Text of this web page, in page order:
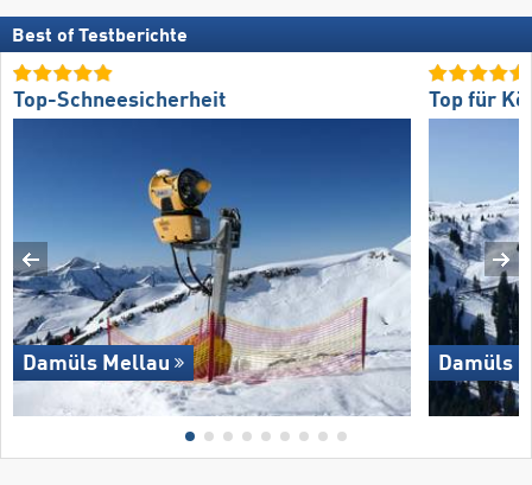
Best of Testberichte
Top-Schneesicherheit
Damüls Mellau
Top für
Damüls